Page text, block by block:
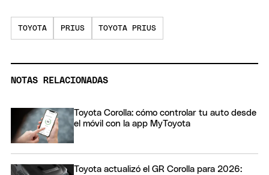
TOYOTA PRIUS TOYOTA PRIUS
NOTAS RELACIONADAS
Toyota Corolla: cómo controlar tu auto desde
el móvil con la app MyToyota
Toyota actualizó el GR Corolla para 2026: